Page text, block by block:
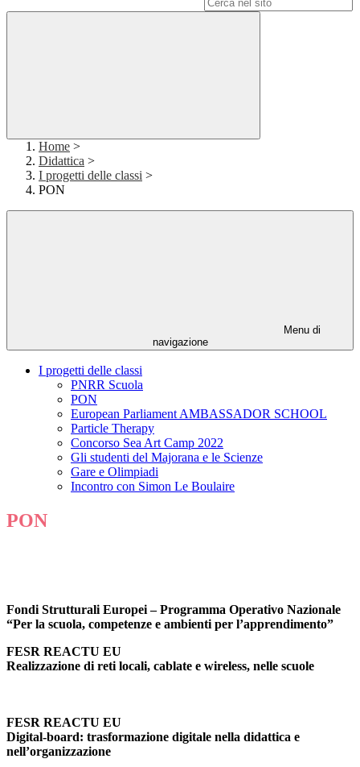
Home >
Didattica >
I progetti delle classi >
PON
Menu di
navigazione
I progetti delle classi
PNRR Scuola
PON
European Parliament AMBASSADOR SCHOOL
Particle Therapy
Concorso Sea Art Camp 2022
Gli studenti del Majorana e le Scienze
Gare e Olimpiadi
Incontro con Simon Le Boulaire
PON
Fondi Strutturali Europei – Programma Operativo Nazionale
“Per la scuola, competenze e ambienti per l’apprendimento”
FESR REACTU EU
Realizzazione di reti locali, cablate e wireless, nelle scuole
FESR REACTU EU
Digital-board: trasformazione digitale nella didattica e
nell’organizzazione